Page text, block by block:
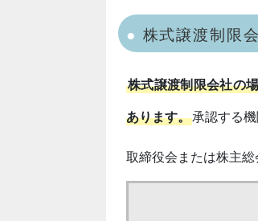
株式譲渡制限
株式譲渡制限会社の
あります。承認する
取締役会または株主